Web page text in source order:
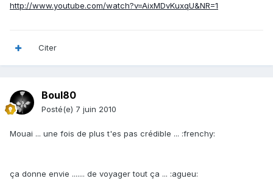
http://www.youtube.com/watch?v=AixMDvKuxqU&NR=1
Citer
Boul80
Posté(e) 7 juin 2010
Mouai ... une fois de plus t'es pas crédible ... :frenchy:
ça donne envie ....... de voyager tout ça ... :agueu: